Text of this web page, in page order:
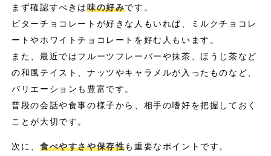
まず確認すべきは味の好みです。
ビターチョコレートが好きな人もいれば、ミルクチョコレ
ートやホワイトチョコレートを好む人もいます。
また、最近ではフルーツフレーバーや抹茶、ほうじ茶など
の和風テイスト、ナッツやキャラメルが入ったものなど、
バリエーションも豊富です。
普段の会話や食事の様子から、相手の嗜好を把握しておく
ことが大切です。
次に、 食べやすさや保存性も重要なポイントです。